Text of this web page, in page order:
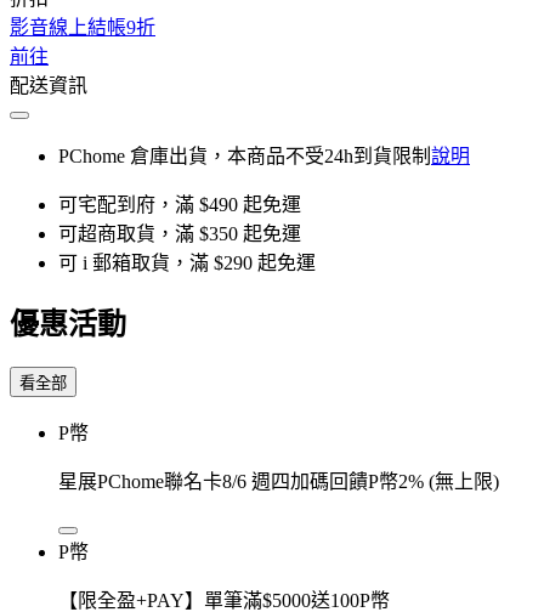
影音線上結帳9折
前往
配送資訊
PChome 倉庫出貨，本商品不受24h到貨限制 說明
可宅配到府，滿 $490 起免運
可超商取貨，滿 $350 起免運
可 i 郵箱取貨，滿 $290 起免運
優惠活動
看全部
P幣
星展PChome聯名卡8/6 週四加碼回饋P幣2% (無上限)
P幣
【限全盈+PAY】單筆滿$5000送100P幣